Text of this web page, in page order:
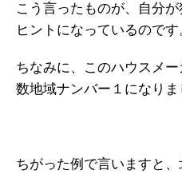
こう言ったものが、自分
ヒントになっているのです
ちなみに、このハウスメ
数地域ナンバー１になりま
ちがった例で言いますと